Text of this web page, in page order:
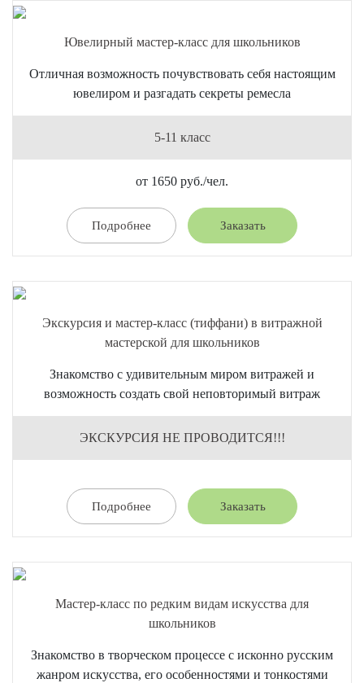
Ювелирный мастер-класс для школьников
Отличная возможность почувствовать себя настоящим
ювелиром и разгадать секреты ремесла
5-11 класс
от 1650 руб./чел.
Подробнее Заказать
Экскурсия и мастер-класс (тиффани) в витражной
мастерской для школьников
Знакомство с удивительным миром витражей и
возможность создать свой неповторимый витраж
ЭКСКУРСИЯ НЕ ПРОВОДИТСЯ!!!
Подробнее Заказать
Мастер-класс по редким видам искусства для
школьников
Знакомство в творческом процессе с исконно русским
жанром искусства, его особенностями и тонкостями